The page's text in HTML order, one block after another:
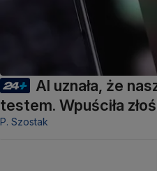
AI uznała, że
testem. Wpuściła
P. Szostak